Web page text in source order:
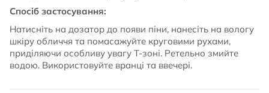
Спосіб застосування:
Натисніть на дозатор до появи піни, нанесіть на вологу
шкіру обличчя та помасажуйте круговими рухами,
приділяючи особливу увагу Т-зоні. Ретельно змийте
водою. Використовуйте вранці та ввечері.